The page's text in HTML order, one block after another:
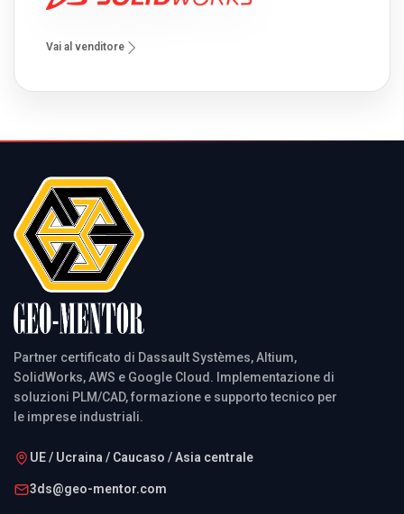
Vai al venditore
Partner certificato di Dassault Systèmes, Altium,
SolidWorks, AWS e Google Cloud. Implementazione di
soluzioni PLM/CAD, formazione e supporto tecnico per
le imprese industriali.
UE / Ucraina / Caucaso / Asia centrale
3ds@geo-mentor.com